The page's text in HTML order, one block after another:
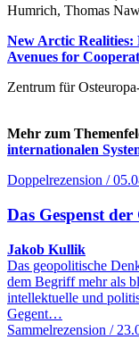
Humrich, Thomas
New Arctic Realities:
Avenues for
Zentrum für
Mehr zum
internationalen
Doppelrezension /
Das Gespenst
Jakob Kullik
Das geopolitische
dem Begriff mehr als
intellektuelle und
Gegent…
Sammelrezension /